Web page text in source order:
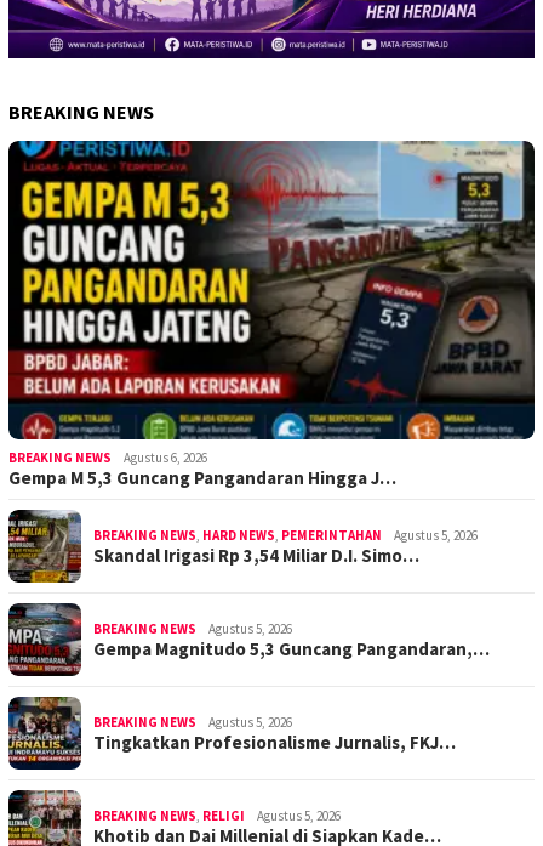
BREAKING NEWS
BREAKING NEWS Agustus 6, 2026
Gempa M 5,3 Guncang Pangandaran Hingga J…
BREAKING NEWS, HARD NEWS, PEMERINTAHAN Agustus 5, 2026
Skandal Irigasi Rp 3,54 Miliar D.I. Simo…
BREAKING NEWS Agustus 5, 2026
Gempa Magnitudo 5,3 Guncang Pangandaran,…
BREAKING NEWS Agustus 5, 2026
Tingkatkan Profesionalisme Jurnalis, FKJ…
BREAKING NEWS, RELIGI Agustus 5, 2026
Khotib dan Dai Millenial di Siapkan Kade…